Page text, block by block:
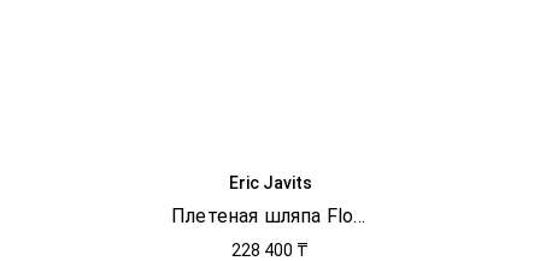
Eric Javits
Плетеная шляпа Floppy
228 400 ₸